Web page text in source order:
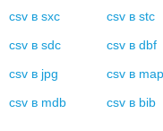
csv в sxc csv в stc
csv в sdc csv в dbf
csv в jpg csv в map
csv в mdb csv в bib